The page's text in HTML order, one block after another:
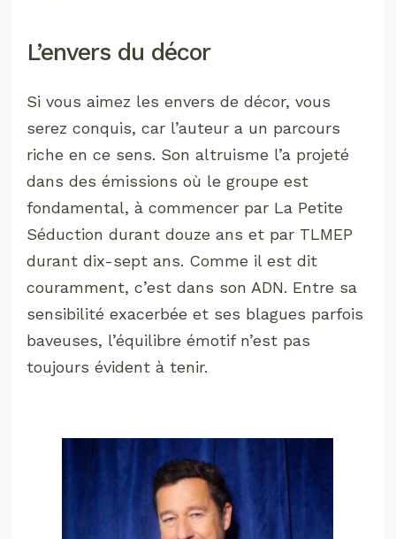
L’envers du décor
Si vous aimez les envers de décor, vous
serez conquis, car l’auteur a un parcours
riche en ce sens. Son altruisme l’a projeté
dans des émissions où le groupe est
fondamental, à commencer par La Petite
Séduction durant douze ans et par TLMEP
durant dix-sept ans. Comme il est dit
couramment, c’est dans son ADN. Entre sa
sensibilité exacerbée et ses blagues parfois
baveuses, l’équilibre émotif n’est pas
toujours évident à tenir.